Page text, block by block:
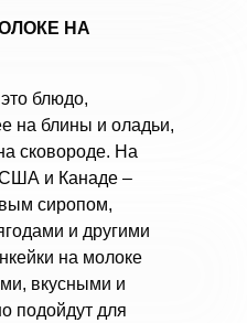
НА
блюдо,
на блины и оладьи,
сковороде. На
США и Канаде –
сиропом,
и другими
на молоке
вкусными и
подойдут для